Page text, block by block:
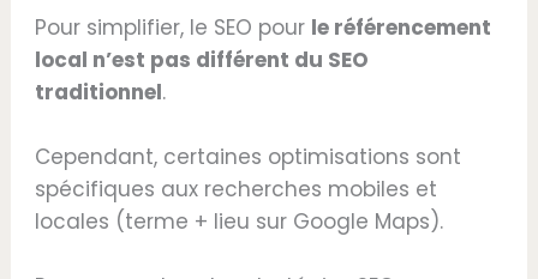
Pour simplifier, le SEO pour le référencement
local n’est pas différent du SEO
traditionnel.
Cependant, certaines optimisations sont
spécifiques aux recherches mobiles et
locales (terme + lieu sur Google Maps).